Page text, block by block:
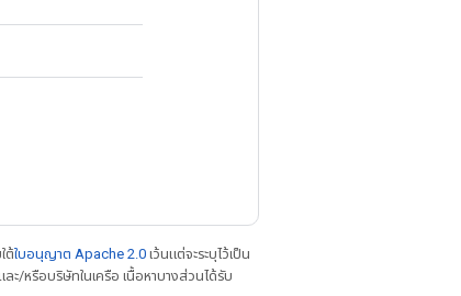
ต้ใบอนุญาต Apache 2.0 เว้นแต่จะระบุไว้เป็น
ะ/หรือบริษัทในเครือ เนื้อหาบางส่วนได้รับ